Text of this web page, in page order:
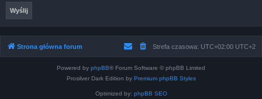
Strona główna forum Strefa czasowa: UTC+02:00 UTC+2
Powered by phpBB® Forum Software © phpBB Limited
Prosilver Dark Edition by Premium phpBB Styles
Optimized by: phpBB SEO